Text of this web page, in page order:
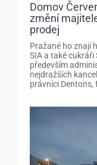
Domov
změní
prodej
Pražané ho znají
SIA a také cukráři
především
nejdražších
právníci Dentons,